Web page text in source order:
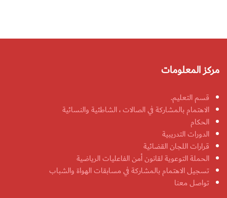
مركز المعلومات
قسم التعليم.
الاهتمام بالمشاركة في الصالات ، الشاطئية والنسائية
الحكام
الدورات التدريبية
قرارات اللجان القضائية
الحملة التوعوية لقانون أمن الفاعليات الرياضية
تسجيل الاهتمام بالمشاركة في مسابقات الهواة والشباب
تواصل معنا